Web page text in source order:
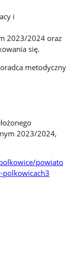
i
2023/2024 oraz
się.
metodyczny
2023/2024,
powiato
polkowicach3